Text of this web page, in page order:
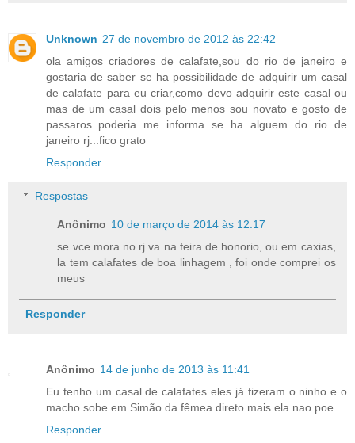
Unknown 27 de novembro de 2012 às 22:42
ola amigos criadores de calafate,sou do rio de janeiro e
gostaria de saber se ha possibilidade de adquirir um casal
de calafate para eu criar,como devo adquirir este casal ou
mas de um casal dois pelo menos sou novato e gosto de
passaros..poderia me informa se ha alguem do rio de
janeiro rj...fico grato
Responder
Respostas
Anônimo 10 de março de 2014 às 12:17
se vce mora no rj va na feira de honorio, ou em caxias,
la tem calafates de boa linhagem , foi onde comprei os
meus
Responder
Anônimo 14 de junho de 2013 às 11:41
Eu tenho um casal de calafates eles já fizeram o ninho e o
macho sobe em Simão da fêmea direto mais ela nao poe
Responder